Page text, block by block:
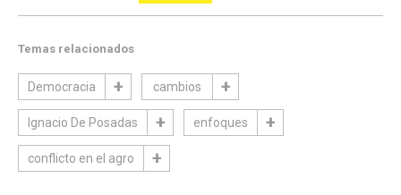
Temas relacionados
Democracia cambios
Ignacio De Posadas enfoques
conflicto en el agro